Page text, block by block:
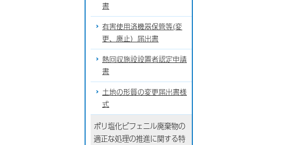
書
有害使用済機器保管等(変
更、廃止）届出書
熱回収施設設置者認定申請
書
土地の形質の変更届出書様
式
ポリ塩化ビフェニル廃棄物の
適正な処理の推進に関する特